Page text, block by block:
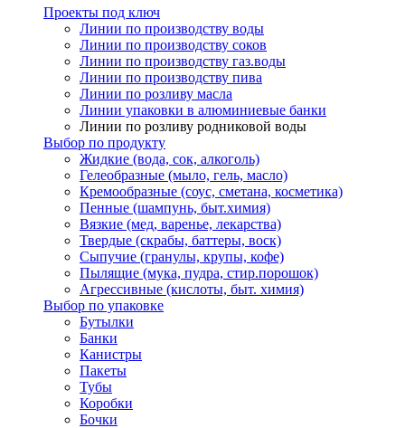
Проекты под ключ
Линии по производству воды
Линии по производству соков
Линии по производству газ.воды
Линии по производству пива
Линии по розливу масла
Линии упаковки в алюминиевые банки
Линии по розливу родниковой воды
Выбор по продукту
Жидкие (вода, сок, алкоголь)
Гелеобразные (мыло, гель, масло)
Кремообразные (соус, сметана, косметика)
Пенные (шампунь, быт.химия)
Вязкие (мед, варенье, лекарства)
Твердые (скрабы, баттеры, воск)
Сыпучие (гранулы, крупы, кофе)
Пылящие (мука, пудра, стир.порошок)
Агрессивные (кислоты, быт. химия)
Выбор по упаковке
Бутылки
Банки
Канистры
Пакеты
Тубы
Коробки
Бочки